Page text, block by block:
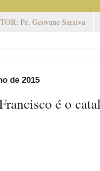
Pe. Geovane Saraiva
de 2015
é o